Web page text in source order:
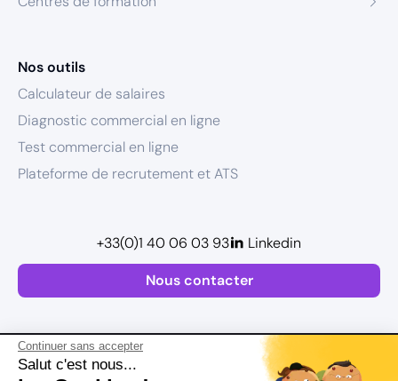
Continuer sans accepter
Salut c'est nous...
Nos outils
Calculateur de salaires
Diagnostic commercial en ligne
Test commercial en ligne
Plateforme de recrutement et ATS
Nous contacter
+33(0)1 40 06 03 93 Linkedin